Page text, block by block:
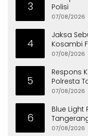
3
Polisi
07/08/2026
4
Jaksa
Kosambi
07/08/2026
5
Respons
Polresta
Bersih ke
07/08/2026
6
Blue Light
Pria
07/08/2026